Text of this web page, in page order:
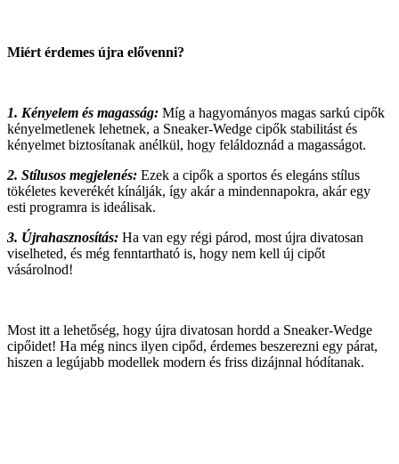
Miért érdemes újra elővenni?
1. Kényelem és magasság: Míg a hagyományos magas sarkú cipők
kényelmetlenek lehetnek, a Sneaker-Wedge cipők stabilitást és
kényelmet biztosítanak anélkül, hogy feláldoznád a magasságot.
2. Stílusos megjelenés: Ezek a cipők a sportos és elegáns stílus
tökéletes keverékét kínálják, így akár a mindennapokra, akár egy
esti programra is ideálisak.
3. Újrahasznosítás: Ha van egy régi párod, most újra divatosan
viselheted, és még fenntartható is, hogy nem kell új cipőt
vásárolnod!
Most itt a lehetőség, hogy újra divatosan hordd a Sneaker-Wedge
cipőidet! Ha még nincs ilyen cipőd, érdemes beszerezni egy párat,
hiszen a legújabb modellek modern és friss dizájnnal hódítanak.